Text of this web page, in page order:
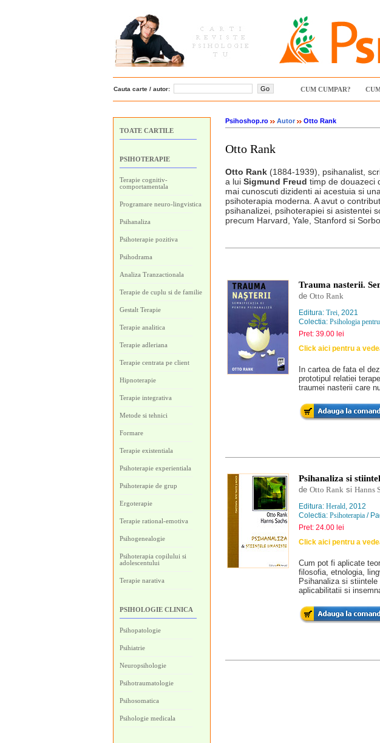
Cauta carte / autor: CUM CUMPAR?
TOATE CARTILE
PSIHOTERAPIE
Terapie cognitiv-
comportamentala
Programare neuro-lingvistica
Psihanaliza
Psihoterapie pozitiva
Psihodrama
Analiza Tranzactionala
Terapie de cuplu si de familie
Gestalt Terapie
Terapie analitica
Terapie adleriana
Terapie centrata pe client
Hipnoterapie
Terapie integrativa
Metode si tehnici
Formare
Terapie existentiala
Psihoterapie experientiala
Psihoterapie de grup
Ergoterapie
Terapie rational-emotiva
Psihogenealogie
Psihoterapia copilului si
adolescentului
Terapie narativa
PSIHOLOGIE CLINICA
Psihopatologie
Psihiatrie
Neuropsihologie
Psihotraumatologie
Psihosomatica
Psihologie medicala
Psihoshop.ro Autor Otto Rank
Otto Rank
Otto Rank (1884-1939), psihanalist,
a lui Sigmund Freud timp de douazeci
mai cunoscuti dizidenti ai acestuia si
psihoterapia moderna. A avut o
psihanalizei, psihoterapiei si asistentei
precum Harvard, Yale, Stanford si
Trauma nasterii.
de Otto Rank
Editura: Trei, 2021
Colectia: Psihologia
Pret: 39.00 lei
Click aici pentru a
In cartea de fata el
prototipul relatiei
traumei nasterii care
Psihanaliza si
de Otto Rank si Hanns
Editura: Herald, 2012
Colectia: Psihoterapia /
Pret: 24.00 lei
Click aici pentru a
Cum pot fi aplicate
filosofia, etnologia,
Psihanaliza si
aplicabilitatii si